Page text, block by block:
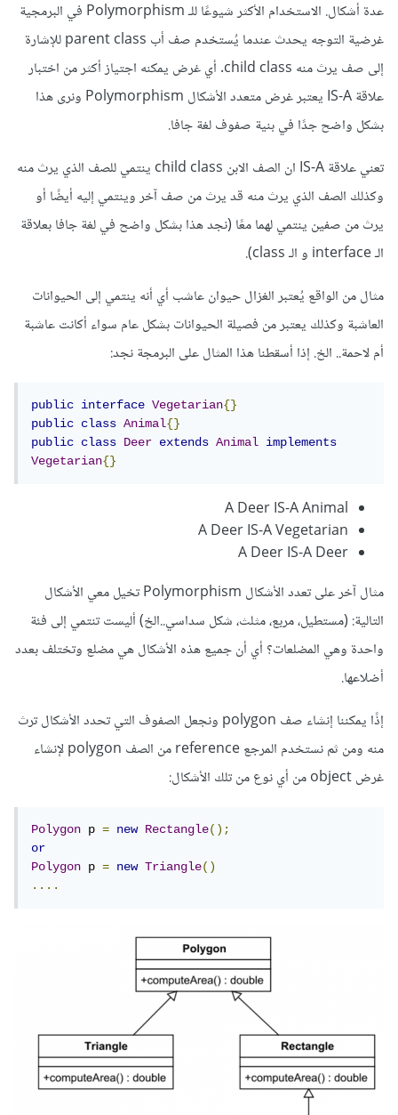
عدة أشكال. الاستخدام الأكثر شيوعًا للـPolymorphism في البرمجية
غرضية التوجه يحدث عندما يُستخدم صف أب parent class للإشارة
إلى صف يرث منه child class. أي غرض يمكنه اجتياز أكثر من اختبار
علاقة IS-A يعتبر غرض متعدد الأشكال Polymorphism ونرى هذا
بشكل واضح جدًا في بنية صفوف لغة جافا.
تعني علاقة IS-A ان الصف الابن child class ينتمي للصف الذي يرث منه
وكذلك الصف الذي يرث منه قد يرث من صف آخر وينتمي إليه أيضًا أو
يرث من صفين ينتمي لهما معًا (نجد هذا بشكل واضح في لغة جافا بعلاقة
الـ interface و الـ class).
مثال من الواقع يُعتبر الغزال حيوان عاشب أي أنه ينتمي إلى الحيوانات
العاشبة وكذلك يعتبر من فصيلة الحيوانات بشكل عام سواء أكانت عاشبة
أم لاحمة.. الخ. إذا أسقطنا هذا المثال على البرمجة نجد:
public interface Vegetarian{}
public
class Animal{}
public
class Deer extends Animal
implements
Vegetarian{}
A Deer IS-A Animal
A Deer IS-A Vegetarian
A Deer IS-A Deer
مثال آخر على تعدد الأشكال Polymorphism تخيل معي الأشكال
التالية: (مستطيل، مربع، مثلث، شكل سداسي..الخ) أليست تنتمي إلى فئة
واحدة وهي المضلعات؟ أي أن جميع هذه الأشكال هي مضلع وتختلف بعدد
أضلاعها.
إذًا يمكننا إنشاء صف polygon ونجعل الصفوف التي تحدد الأشكال ترث
منه ومن ثم نستخدم المرجع reference من الصف polygon لإنشاء
غرض object من أي نوع من تلك الأشكال:
Polygon p = new Rectangle();
or
Polygon p = new Triangle()
....